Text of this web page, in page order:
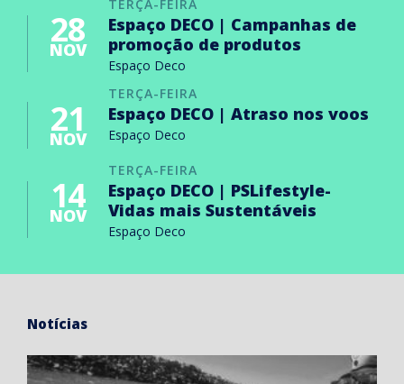
TERÇA-FEIRA
28
NOV
Espaço DECO | Campanhas de
promoção de produtos
Espaço Deco
TERÇA-FEIRA
21
NOV
Espaço DECO | Atraso nos voos
Espaço Deco
TERÇA-FEIRA
14
NOV
Espaço DECO | PSLifestyle-
Vidas mais Sustentáveis
Espaço Deco
Notícias